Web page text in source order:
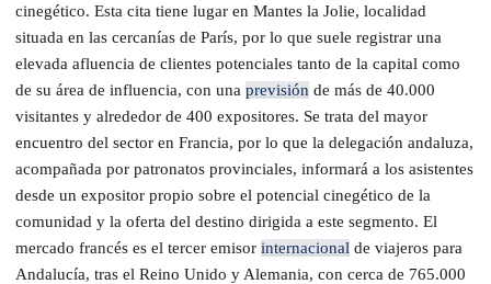
cinegético. Esta cita tiene lugar en Mantes la Jolie, localidad
situada en las cercanías de París, por lo que suele registrar una
elevada afluencia de clientes potenciales tanto de la capital como
de su área de influencia, con una previsión de más de 40.000
visitantes y alrededor de 400 expositores. Se trata del mayor
encuentro del sector en Francia, por lo que la delegación andaluza,
acompañada por patronatos provinciales, informará a los asistentes
desde un expositor propio sobre el potencial cinegético de la
comunidad y la oferta del destino dirigida a este segmento. El
mercado francés es el tercer emisor internacional de viajeros para
Andalucía, tras el Reino Unido y Alemania, con cerca de 765.000